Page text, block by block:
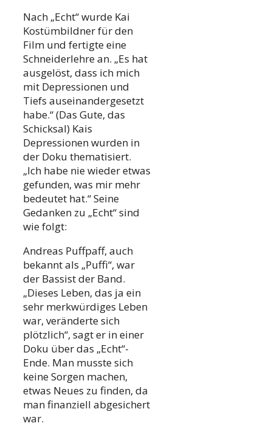
Nach „Echt“ wurde Kai
Kostümbildner für den
Film und fertigte eine
Schneiderlehre an. „Es hat
ausgelöst, dass ich mich
mit Depressionen und
Tiefs auseinandergesetzt
habe.“ (Das Gute, das
Schicksal) Kais
Depressionen wurden in
der Doku thematisiert.
„Ich habe nie wieder etwas
gefunden, was mir mehr
bedeutet hat.“ Seine
Gedanken zu „Echt“ sind
wie folgt:
Andreas Puffpaff, auch
bekannt als „Puffi“, war
der Bassist der Band.
„Dieses Leben, das ja ein
sehr merkwürdiges Leben
war, veränderte sich
plötzlich“, sagt er in einer
Doku über das „Echt“-
Ende. Man musste sich
keine Sorgen machen,
etwas Neues zu finden, da
man finanziell abgesichert
war.